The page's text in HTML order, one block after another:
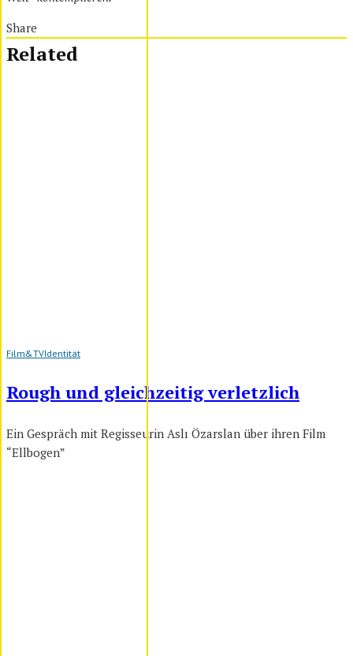
Share
Related
Film&TVIdentität
Rough und gleichzeitig verletzlich
Ein Gespräch mit Regisseurin Aslı Özarslan über ihren Film
“Ellbogen”